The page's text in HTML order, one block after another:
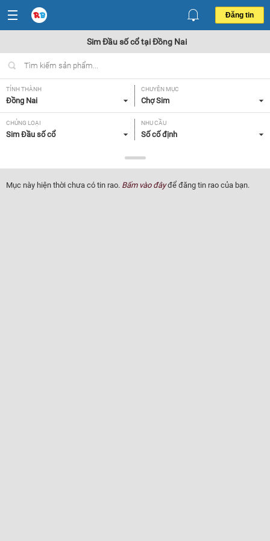
Đăng tin
Sim Đầu số cổ tại Đồng Nai
TỈNH THÀNH
Đồng Nai
CHUYÊN MỤC
Chợ Sim
CHỦNG LOẠI
Sim Đầu số cổ
NHU CẦU
Số cố định
Tất cả
Mục này hiện thời chưa có tin rao. Bấm vào đâyđể đăng tin rao của bạn.